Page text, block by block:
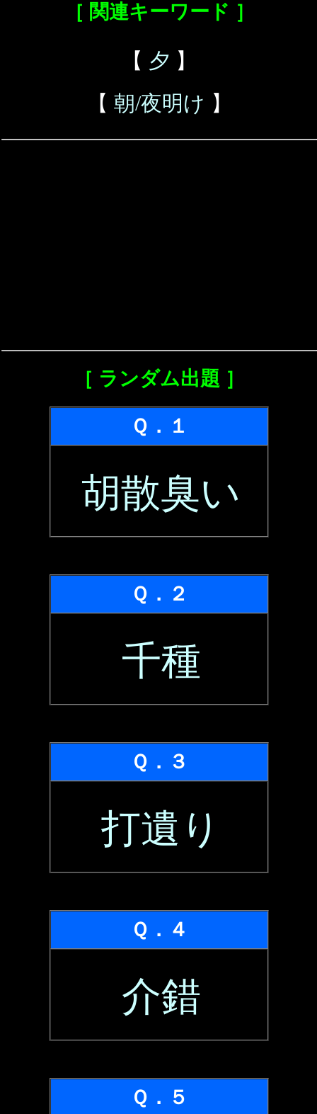
［ 関連キーワード ］
【 夕 】
【 朝/夜明け 】
［ ランダム出題 ］
Ｑ．１
胡散臭い
Ｑ．２
千種
Ｑ．３
打遺り
Ｑ．４
介錯
Ｑ．５